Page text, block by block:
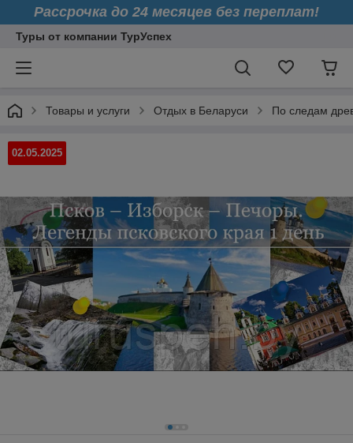
Рассрочка до 24 месяцев без переплат!
Туры от компании ТурУспех
Товары и услуги Отдых в Беларуси По следам
02.05.2025